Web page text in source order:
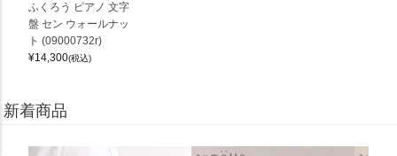
ふくろう ピアノ 文字
盤 セン ウォールナッ
ト (09000732r)
¥14,300(税込)
新着商品